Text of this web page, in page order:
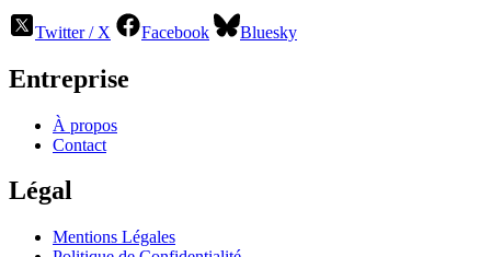
Twitter / X Facebook Bluesky
Entreprise
À propos
Contact
Légal
Mentions Légales